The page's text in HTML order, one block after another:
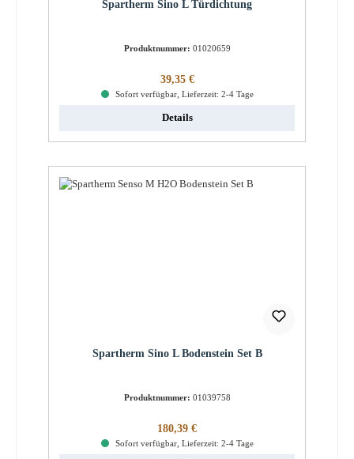
Spartherm Sino L Türdichtung
Produktnummer: 01020659
Regulärer Preis:
39,35 €
Sofort verfügbar, Lieferzeit: 2-4 Tage
Details
Spartherm Sino L Bodenstein Set B
Produktnummer: 01039758
Regulärer Preis:
180,39 €
Sofort verfügbar, Lieferzeit: 2-4 Tage